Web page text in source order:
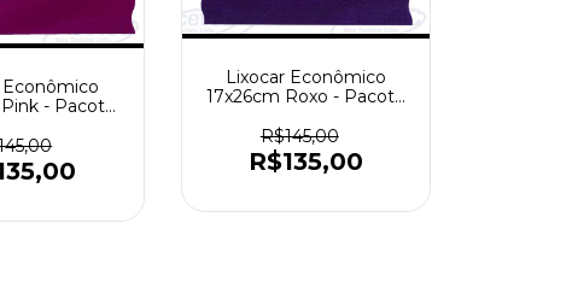
Econômico
- Pacote
Lixocar Econômico
17x26cm Roxo - Pacote
R$145,00
R$135,00